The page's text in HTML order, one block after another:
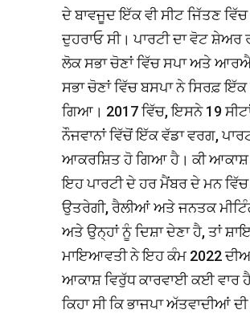
ਦੇ ਬਾਵਜੂਦ ਇੱਕ ਵੀ ਸੀਟ ਜਿੱਤਣ
ਦੁਹਰਾਓ ਸੀ। ਪਾਰਟੀ ਦਾ ਵੋਟ
ਲੋਕ ਸਭਾ ਚੋਣਾਂ ਵਿੱਚ ਸਪਾ ਅਤੇ
ਸਭਾ ਚੋਣਾਂ ਵਿੱਚ ਬਸਪਾ ਨੇ ਸਿਰਫ਼
ਗਿਆ। 2017 ਵਿੱਚ, ਇਸਨੇ 19
ਨੌਜਵਾਨਾਂ ਵਿੱਚੋਂ ਇੱਕ ਵੱਡਾ ਵਰਗ,
ਆਕਰਸ਼ਿਤ ਹੋ ਗਿਆ ਹੈ। ਕੀ ਆਕਾਸ਼
ਇਹ ਪਾਰਟੀ ਦੇ ਹਰ ਮੈਂਬਰ ਦੇ ਮਨ
ਉਤਰੇਗੀ, ਰੈਲੀਆਂ ਅਤੇ ਜਨਤਕ
ਅਤੇ ਉਨ੍ਹਾਂ ਨੂੰ ਦਿਸ਼ਾ ਦੇਣਾ ਹੈ, ਤਾਂ
ਮਾਇਆਵਤੀ ਨੇ ਇਹ ਕੰਮ 2022 ਦੀਆਂ
ਆਕਾਸ਼ ਵਿਰੁੱਧ ਕਾਰਵਾਈ ਕਈ ਵਾਰ
ਕਿਹਾ ਸੀ ਕਿ ਭਾਜਪਾ ਅੱਤਵਾਦੀਆਂ